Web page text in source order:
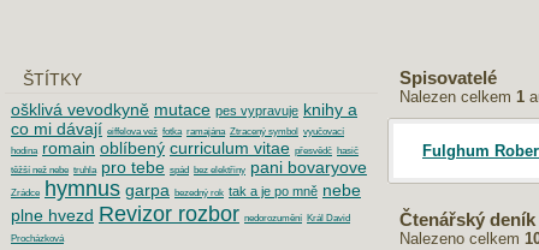
Spisovatelé
Nalezen celkem 1
Fulghum
Čtenářský deník
Nalezeno celkem
ŠTÍTKY
ošklivá vevodkyně mutace pes vypravuje knihy a
co mi dávají eiffelova vež fotka ramajána Ztracený symbol
vyučovací
hodina romain oblíbený curriculum vitae přesvědč hasič
těžší než nebe truhla pro tebe spád bez elektřiny pani bovaryove
Zrádce hymnus garpa bezedný rok tak a je po mně nebe
plne hvezd Revizor rozbor nedorozumění Král David
Procházková